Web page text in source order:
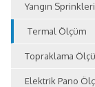
Yangın
Termal Ölçüm
Topraklama
Elektrik Pano